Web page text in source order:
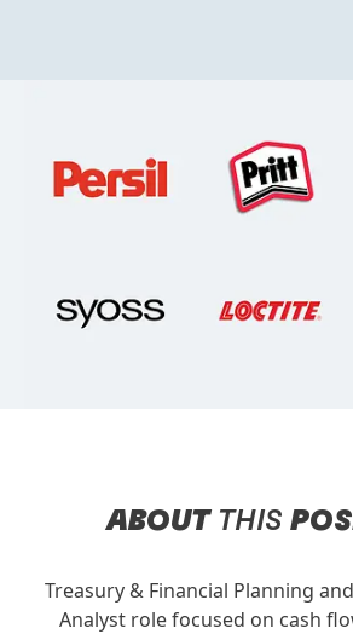
ABOUT THIS
Treasury & Financial Planning
Analyst role focused on cash